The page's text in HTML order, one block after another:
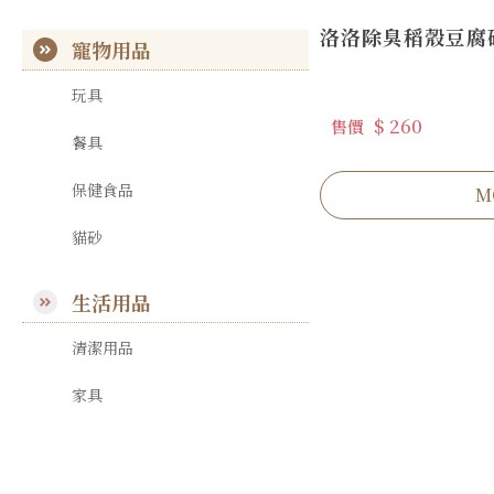
寵物用品
玩具
餐具
保健食品
貓砂
生活用品
清潔用品
家具
洛洛除臭稻殼豆腐
售價 $ 260